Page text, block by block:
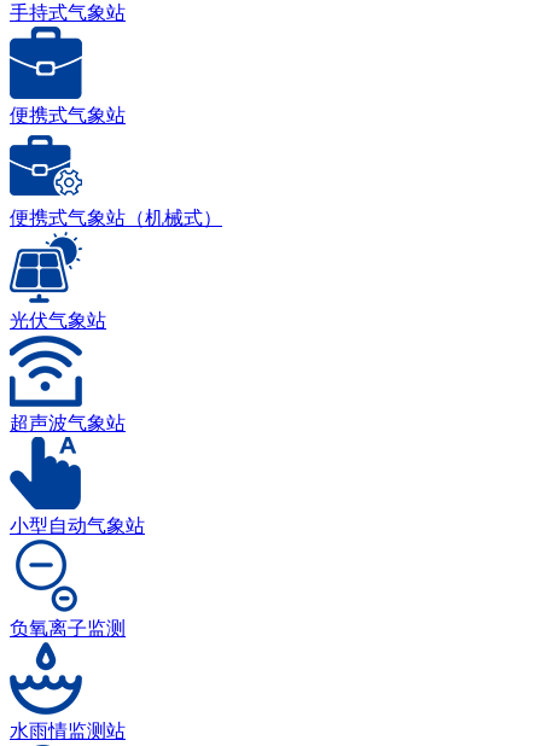
手持式气象站
便携式气象站
便携式气象站（机械式）
光伏气象站
超声波气象站
小型自动气象站
负氧离子监测
水雨情监测站